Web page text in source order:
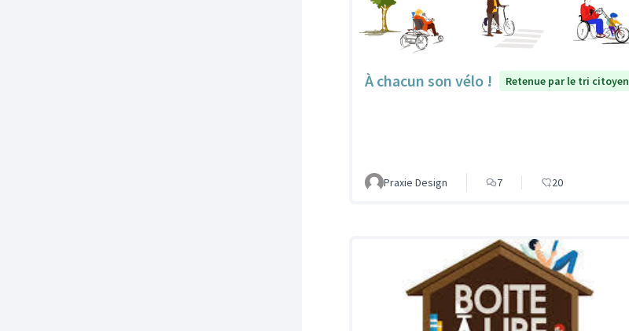
À chacun son vélo ! Retenue par le tri citoyen
Praxie Design 7 20